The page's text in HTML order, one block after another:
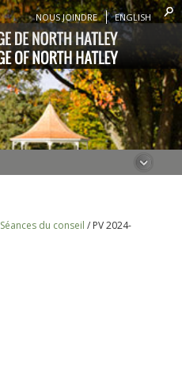
NOUS JOINDRE ENGLISH
Séances du conseil / PV 2024-